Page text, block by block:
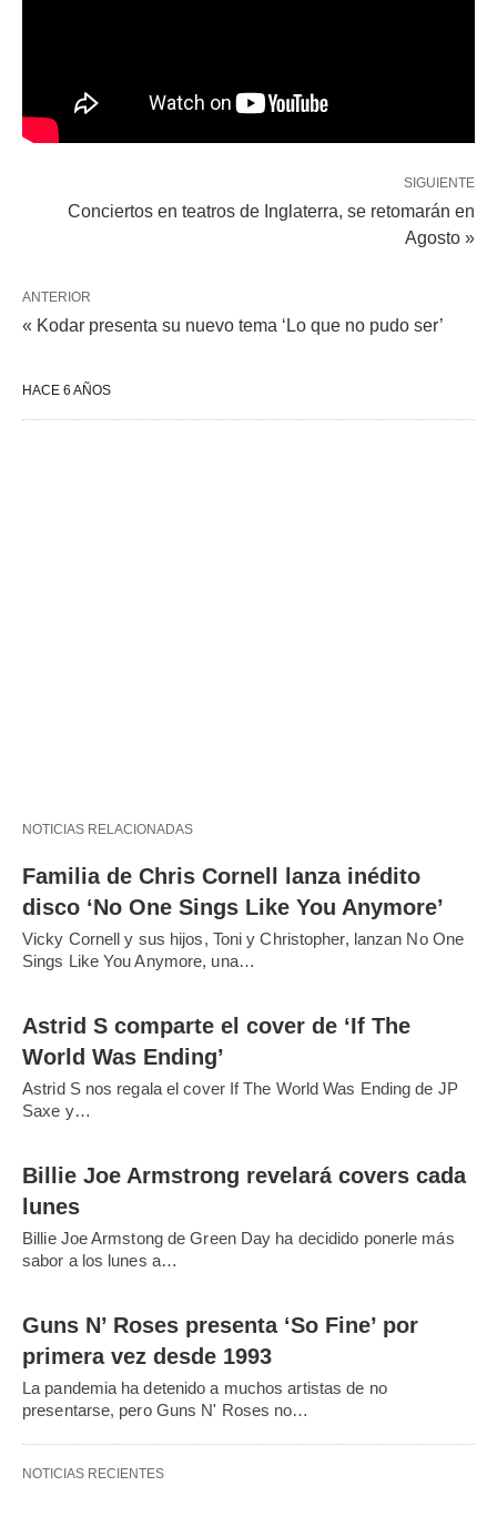
SIGUIENTE
Conciertos en teatros de Inglaterra, se retomarán en
Agosto »
ANTERIOR
« Kodar presenta su nuevo tema ‘Lo que no pudo ser’
HACE 6 AÑOS
NOTICIAS RELACIONADAS
Familia de Chris Cornell lanza inédito
disco ‘No One Sings Like You Anymore’
Vicky Cornell y sus hijos, Toni y Christopher, lanzan No One
Sings Like You Anymore, una…
Astrid S comparte el cover de ‘If The
World Was Ending’
Astrid S nos regala el cover If The World Was Ending de JP
Saxe y…
Billie Joe Armstrong revelará covers cada
lunes
Billie Joe Armstong de Green Day ha decidido ponerle más
sabor a los lunes a…
Guns N’ Roses presenta ‘So Fine’ por
primera vez desde 1993
La pandemia ha detenido a muchos artistas de no
presentarse, pero Guns N' Roses no…
NOTICIAS RECIENTES